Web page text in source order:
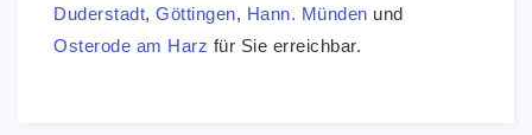
Duderstadt, Göttingen, Hann. Münden und
Osterode am Harz für Sie erreichbar.